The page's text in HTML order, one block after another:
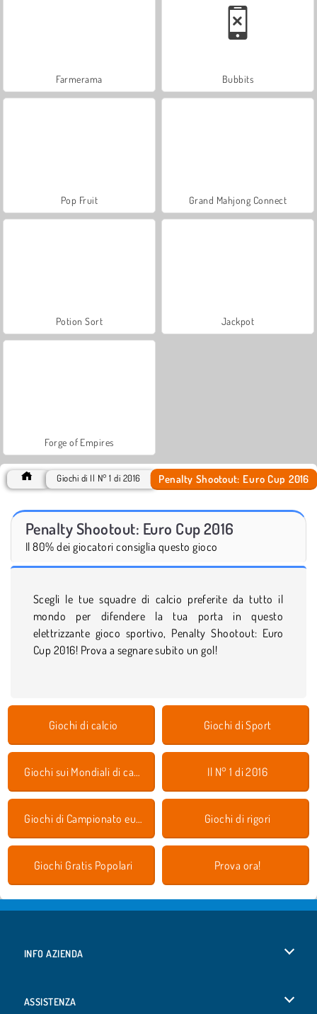
Farmerama Bubbits
Pop Fruit Grand Mahjong Connect
Potion Sort Jackpot
Forge of Empires
Giochi di Il N° 1 di 2016 Penalty Shootout: Euro Cup 2016
Penalty Shootout: Euro Cup 2016
Il 80% dei giocatori consiglia questo gioco
Scegli le tue squadre di calcio preferite da tutto il
mondo per difendere la tua porta in questo
elettrizzante gioco sportivo, Penalty Shootout: Euro
Cup 2016! Prova a segnare subito un gol!
Giochi di calcio Giochi di Sport
Giochi sui Mondiali di calcio Il N° 1 di 2016
Giochi di Campionato europeo di calcio Giochi di rigori
Giochi Gratis Popolari Prova ora!
INFO AZIENDA
ASSISTENZA